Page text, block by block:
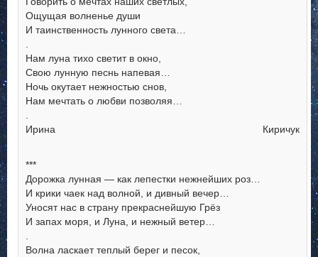
Ощущая волненье души
И таинственность лунного света…
.
Нам луна тихо светит в окно,
Свою лунную песнь напевая…
Ночь окутает нежностью снов,
Нам мечтать о любви позволяя…
.
Ирина Киричук
***
Дорожка лунная — как лепестки нежнейших роз…
И крики чаек над волной, и дивный вечер…
Уносят нас в страну прекраснейшую Грёз
И запах моря, и Луна, и нежный ветер…
Волна ласкает теплый берег и песок,